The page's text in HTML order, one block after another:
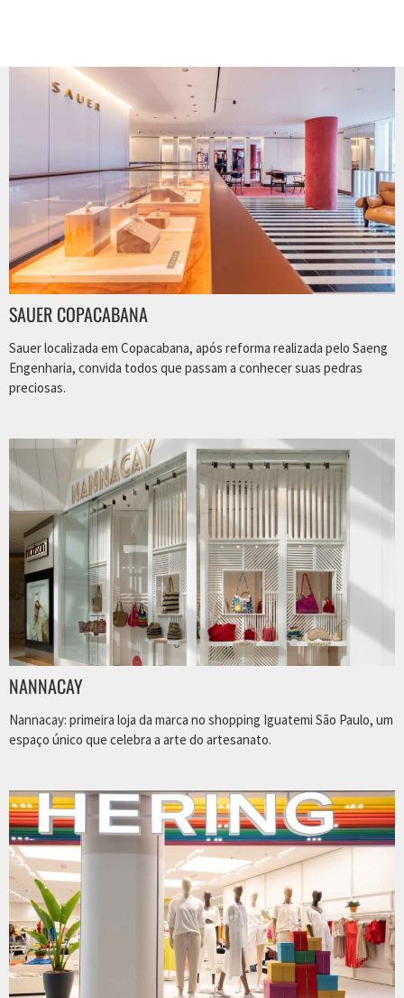
SAUER COPACABANA
Sauer localizada em Copacabana, após reforma realizada pelo Saeng
Engenharia, convida todos que passam a conhecer suas pedras
preciosas.
NANNACAY
Nannacay: primeira loja da marca no shopping Iguatemi São Paulo, um
espaço único que celebra a arte do artesanato.